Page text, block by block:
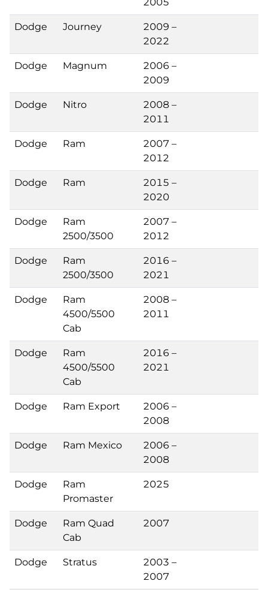
Dodge Journey
2009 –
2022
Dodge Magnum
2006 –
2009
Dodge Nitro
2008 –
2011
Dodge Ram
2007 –
2012
Dodge Ram
2015 –
2020
Dodge
Ram
2500/3500
2007 –
2012
Dodge
Ram
2500/3500
2016 –
2021
Dodge
Ram
4500/5500
Cab
2008 –
2011
Dodge
Ram
4500/5500
Cab
2016 –
2021
Dodge Ram Export
2006 –
2008
Dodge Ram Mexico
2006 –
2008
Dodge
Ram
Promaster
2025
Dodge
Ram Quad
Cab
2007
Dodge Stratus
2003 –
2007